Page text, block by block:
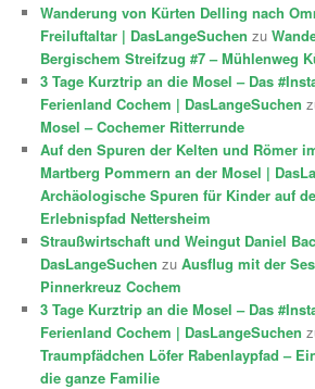
Wanderung von Kürten Delling nach
Freiluftaltar | DasLangeSuchen zu
Bergischem Streifzug #7 – Mühlenweg
3 Tage Kurztrip an die Mosel – Das
Ferienland Cochem | DasLangeSuchen
Mosel – Cochemer Ritterrunde
Auf den Spuren der Kelten und Römer
Martberg Pommern an der Mosel |
Archäologische Spuren für Kinder auf
Erlebnispfad Nettersheim
Straußwirtschaft und Weingut Daniel
DasLangeSuchen zuAusflug mit der
Pinnerkreuz Cochem
3 Tage Kurztrip an die Mosel – Das
Ferienland Cochem | DasLangeSuchen
Traumpfädchen Löfer Rabenlaypfad –
die ganze Familie